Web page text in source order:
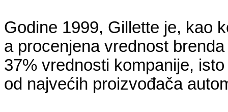
Godine 1999, Gillette je, kao
a procenjena vrednost
37% vrednosti kompanije,
od najvećih proizvođača